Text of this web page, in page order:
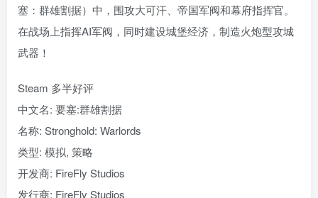
塞：群雄割据）中，围攻大可汗、帝国军阀和幕府指挥官。
在战场上指挥AI军阀，同时建设城堡经济，制造火炮型攻城
武器！
Steam 多半好评
中文名: 要塞:群雄割据
名称: Stronghold: Warlords
类型: 模拟, 策略
开发商: FireFly Studios
发行商: FireFly Studios